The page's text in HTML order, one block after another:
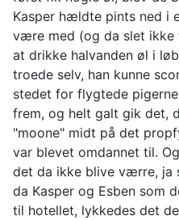
Kasper hældte pints ned i
være med (og da slet ikke
at drikke halvanden øl i
troede selv, han kunne
stedet for flygtede
frem, og helt galt gik det,
"moone" midt på det
var blevet omdannet til.
det da ikke blive værre, ja
da Kasper og Esben som
til hotellet, lykkedes det